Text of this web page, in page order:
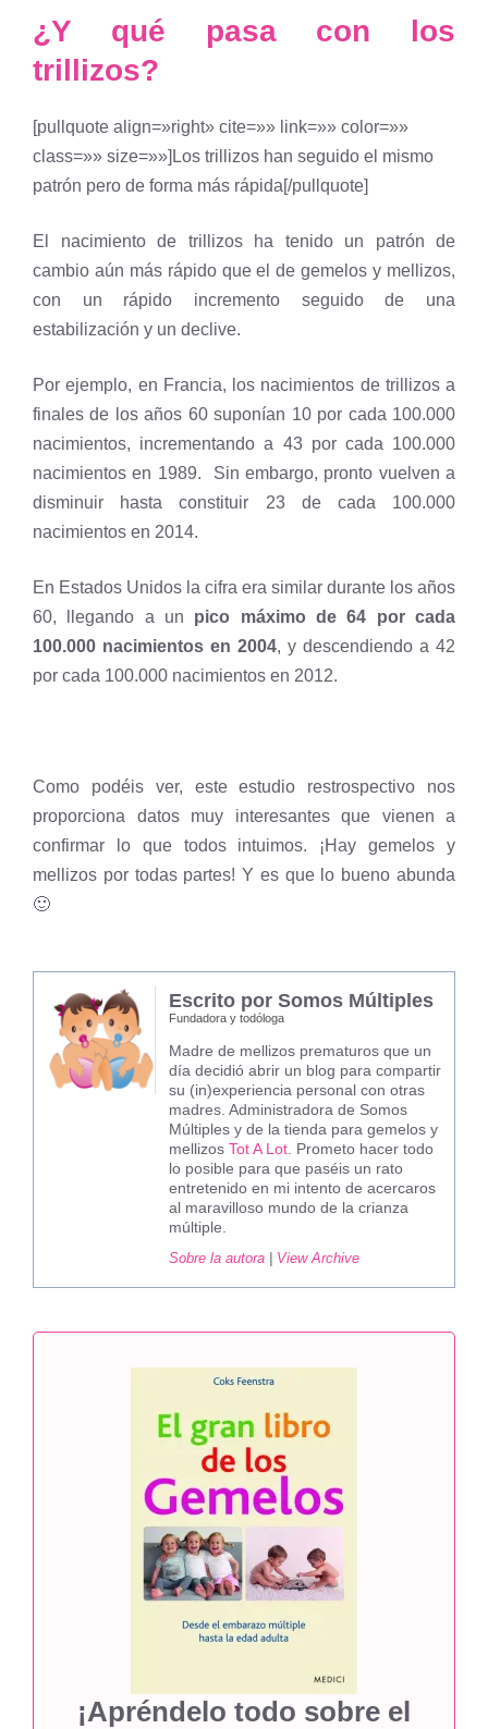
¿Y qué pasa con los
trillizos?
[pullquote align=»right» cite=»» link=»» color=»»
class=»» size=»»]Los trillizos han seguido el mismo
patrón pero de forma más rápida[/pullquote]
El nacimiento de trillizos ha tenido un patrón de
cambio aún más rápido que el de gemelos y mellizos,
con un rápido incremento seguido de una
estabilización y un declive.
Por ejemplo, en Francia, los nacimientos de trillizos a
finales de los años 60 suponían 10 por cada 100.000
nacimientos, incrementando a 43 por cada 100.000
nacimientos en 1989. Sin embargo, pronto vuelven a
disminuir hasta constituir 23 de cada 100.000
nacimientos en 2014.
En Estados Unidos la cifra era similar durante los años
60, llegando a un pico máximo de 64 por cada
100.000 nacimientos en 2004, y descendiendo a 42
por cada 100.000 nacimientos en 2012.
Como podéis ver, este estudio restrospectivo nos
proporciona datos muy interesantes que vienen a
confirmar lo que todos intuimos. ¡Hay gemelos y
mellizos por todas partes! Y es que lo bueno abunda
🙂
Escrito por Somos Múltiples
Fundadora y todóloga
Madre de mellizos prematuros que un
día decidió abrir un blog para compartir
su (in)experiencia personal con otras
madres. Administradora de Somos
Múltiples y de la tienda para gemelos y
mellizos Tot A Lot . Prometo hacer todo
lo posible para que paséis un rato
entretenido en mi intento de acercaros
al maravilloso mundo de la crianza
múltiple.
Sobre la autora View Archive
¡Apréndelo todo sobre el